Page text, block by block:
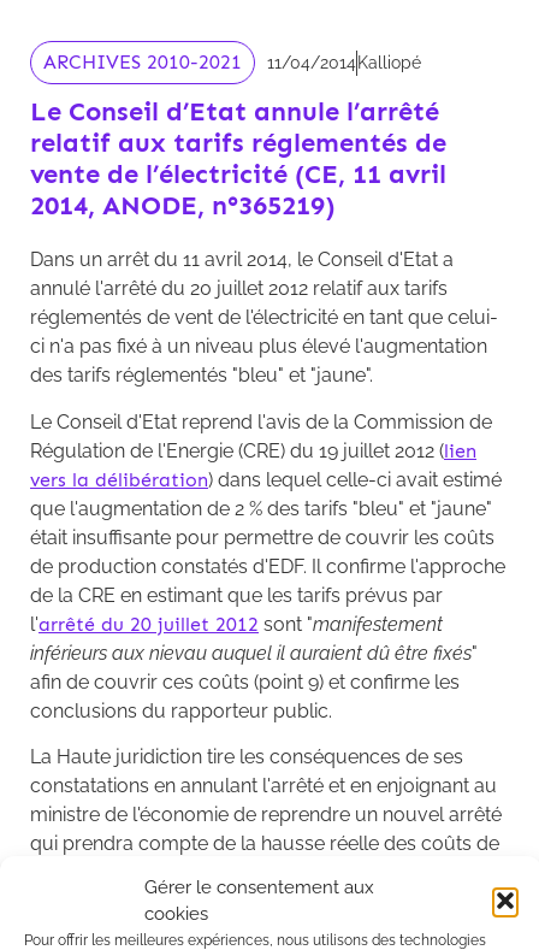
Gérer le consentement aux
cookies
Pour offrir les meilleures expériences, nous utilisons des technologies
ARCHIVES 2010-2021 11/04/2014Kalliopé
Le Conseil d’Etat annule l’arrêté
relatif aux tarifs réglementés de
vente de l’électricité (CE, 11 avril
2014, ANODE, n°365219)
Dans un arrêt du 11 avril 2014, le Conseil d'Etat a
annulé l'arrêté du 20 juillet 2012 relatif aux tarifs
réglementés de vent de l'électricité en tant que celui-
ci n'a pas fixé à un niveau plus élevé l'augmentation
des tarifs réglementés "bleu" et "jaune".
Le Conseil d'Etat reprend l'avis de la Commission de
Régulation de l'Energie (CRE) du 19 juillet 2012 (lien
vers la délibération) dans lequel celle-ci avait estimé
que l'augmentation de 2 % des tarifs "bleu" et "jaune"
était insuffisante pour permettre de couvrir les coûts
de production constatés d'EDF. Il confirme l'approche
de la CRE en estimant que les tarifs prévus par
l'arrêté du 20 juillet 2012 sont "manifestement
inférieurs aux nievau auquel il auraient dû être fixés"
afin de couvrir ces coûts (point 9) et confirme les
conclusions du rapporteur public.
La Haute juridiction tire les conséquences de ses
constatations en annulant l'arrêté et en enjoignant au
ministre de l'économie de reprendre un nouvel arrêté
qui prendra compte de la hausse réelle des coûts de
d'augmenter rétroactivement les tarifs "bleu" et
"jaune".